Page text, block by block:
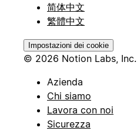
简体中文
繁體中文
Impostazioni dei cookie
© 2026 Notion Labs, Inc.
Azienda
Chi siamo
Lavora con noi
Sicurezza